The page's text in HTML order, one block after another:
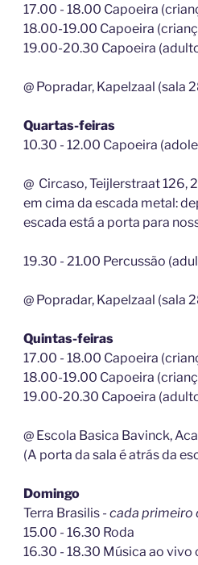
17.00 - 18.00 Capoeira
18.00-19.00 Capoeira
19.00-20.30 Capoeira
@ Popradar, Kapelzaal (sala
Quartas-feiras
10.30 - 12.00 Capoeira
@ Circaso, Teijlerstraat 126,
em cima da escada metal:
escada está a porta para
19.30 - 21.00 Percussão
@ Popradar, Kapelzaal (sala
Quintas-feiras
17.00 - 18.00 Capoeira
18.00-19.00 Capoeira
19.00-20.30 Capoeira
@ Escola Basica Bavinck,
(A porta da sala é atrás da
Domingo
Terra Brasilis - cada primeiro
15.00 - 16.30 Roda
16.30 - 18.30 Música ao vivo